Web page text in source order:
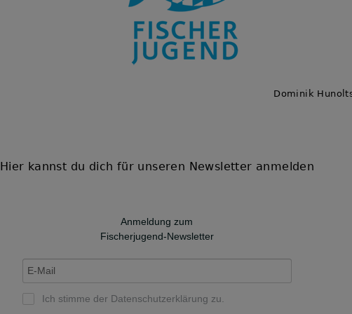
Dominik
Hier kannst du dich für unseren Newsletter anmelden
Anmeldung zum
Fischerjugend-Newsletter
Ich stimme der Datenschutzerklärung zu.